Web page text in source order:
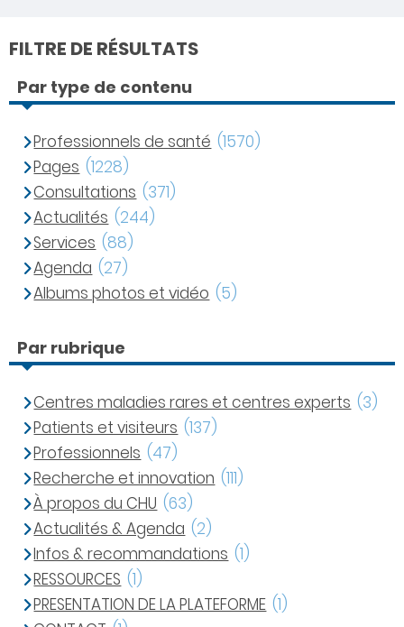
FILTRE DE RÉSULTATS
Par type de contenu
Professionnels de santé (1570)
Pages (1228)
Consultations (371)
Actualités (244)
Services (88)
Agenda (27)
Albums photos et vidéo (5)
Par rubrique
Centres maladies rares et centres experts (3)
Patients et visiteurs (137)
Professionnels (47)
Recherche et innovation (111)
À propos du CHU (63)
Actualités & Agenda (2)
Infos & recommandations (1)
RESSOURCES (1)
PRESENTATION DE LA PLATEFORME (1)